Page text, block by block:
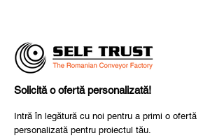
Solicită o ofertă personalizată!
Intră în legătură cu noi pentru a primi o ofertă
personalizată pentru proiectul tău.